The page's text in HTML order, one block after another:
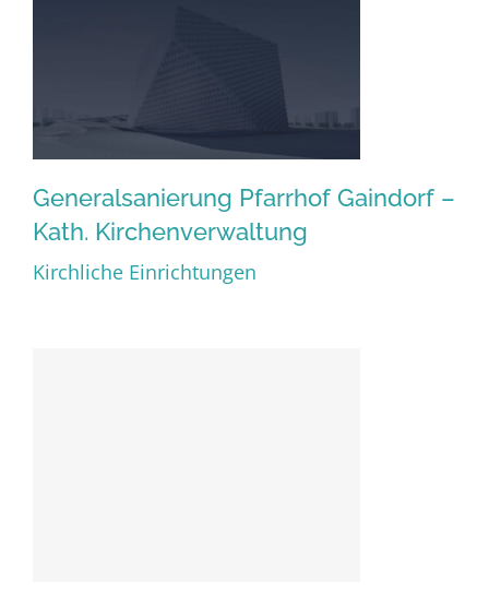
Generalsanierung Pfarrhof
Generalsanierung Pfarrhof Gaindorf –
Kath. Kirchenverwaltung
Kirchliche Einrichtungen